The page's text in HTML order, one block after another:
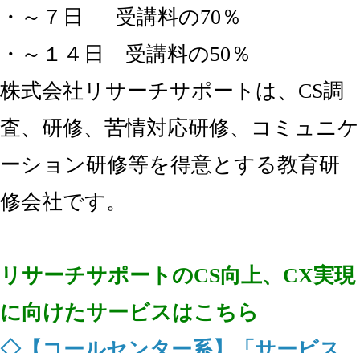
・～７日 受講料の70％
・～１４日 受講料の50％
株式会社リサーチサポートは、CS調
査、研修、苦情対応研修、コミュニケ
ーション研修等を得意とする教育研
修会社です。
リサーチサポートのCS向上、CX実現
に向けたサービスはこちら